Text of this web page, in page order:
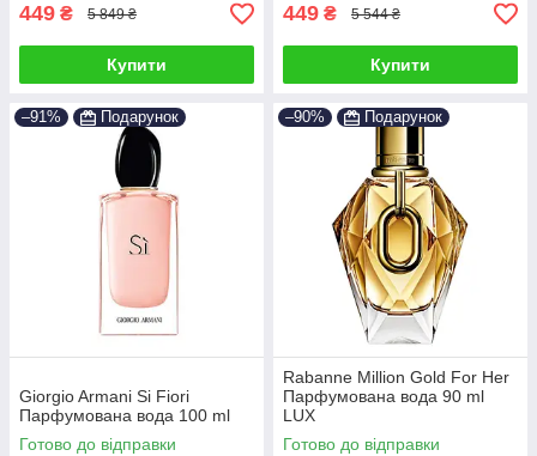
449 ₴ 5 849 ₴
Купити
449 ₴ 5 544 ₴
Купити
–91% Подарунок
Giorgio Armani Si Fiori
Парфумована вода 100 ml
Готово до відправки
–90% Подарунок
Rabanne Million Gold For Her
Парфумована вода 90 ml
LUX
Готово до відправки